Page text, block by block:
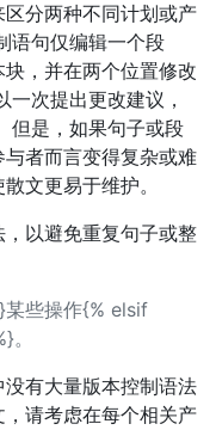
分两种不同计划或产
语句仅编辑一个段
，并在两个位置修改
次提出更改建议，
但是，如果句子或段
者而言变得复杂或难
文更易于维护。
以避免重复句子或整
些操作{% elsif
有大量版本控制语法
请考虑在每个相关产